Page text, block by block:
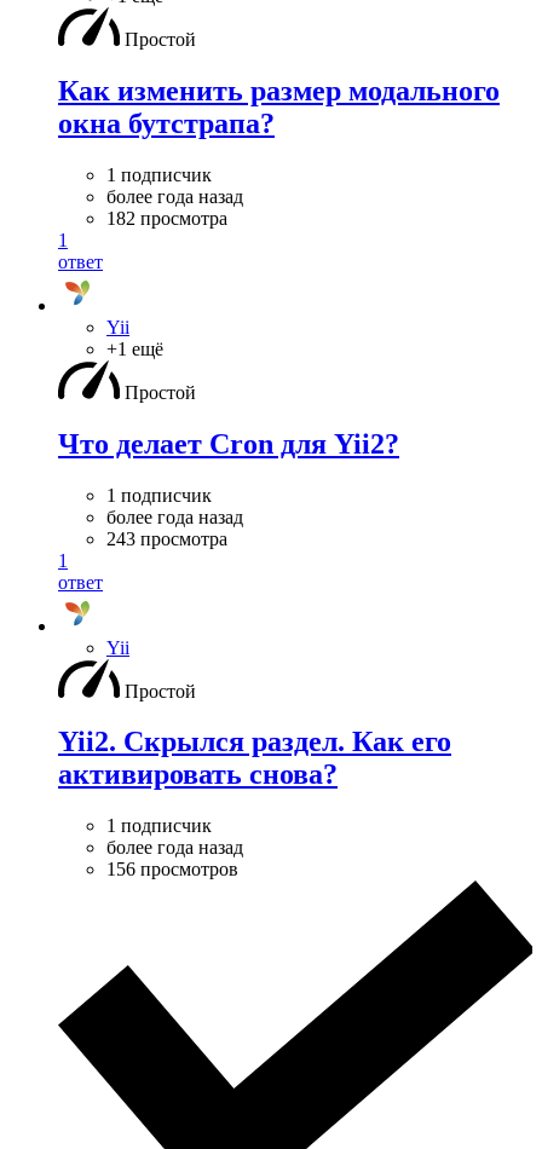
Простой
Как изменить размер модального
окна бутстрапа?
1 подписчик
более года назад
182 просмотра
1
ответ
Yii
+1 ещё
Простой
Что делает Cron для Yii2?
1 подписчик
более года назад
243 просмотра
1
ответ
Yii
Простой
Yii2. Скрылся раздел. Как его
активировать снова?
1 подписчик
более года назад
156 просмотров